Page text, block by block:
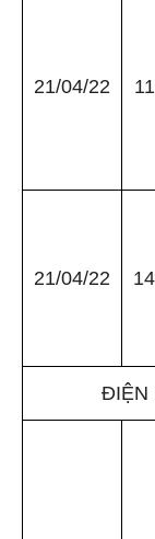
21/04/22
21/04/22
ĐIỆN